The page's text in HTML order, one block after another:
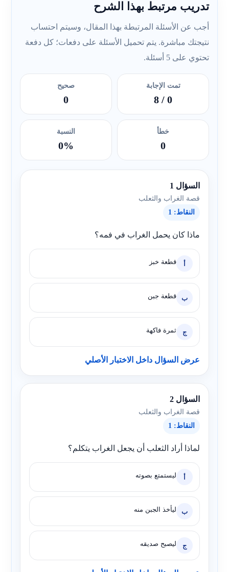
تدريب مرتبط بهذا الشرح
أجب عن الأسئلة المرتبطة بهذا المقال، وسيتم احتساب
نتيجتك مباشرة. يتم تحميل الأسئلة على دفعات؛ كل دفعة
تحتوي على 5 أسئلة.
تمت الإجابة
0
/ 8
صحيح
0
خطأ
0
النسبة
0%
السؤال 1
قصة الغراب والثعلب
النقاط: 1
ماذا كان يحمل الغراب في فمه؟
أ قطعة خبز
ب قطعة جبن
ج ثمرة فاكهة
عرض السؤال داخل الاختبار الأصلي
السؤال 2
قصة الغراب والثعلب
النقاط: 1
لماذا أراد الثعلب أن يجعل الغراب يتكلم؟
أ ليستمتع بصوته
ب ليأخذ الجبن منه
ج ليصبح صديقه